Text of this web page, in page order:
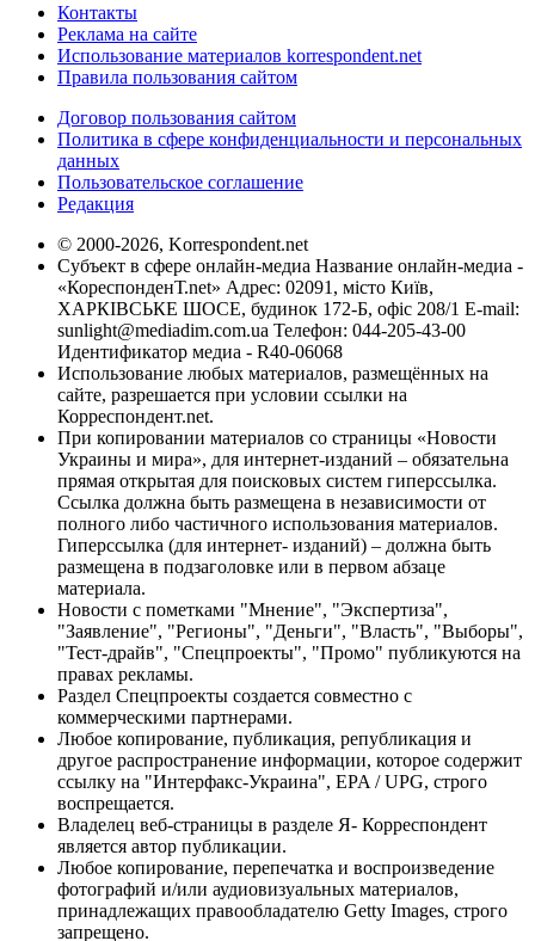
Контакты
Реклама на сайте
Использование материалов korrespondent.net
Правила пользования сайтом
Договор пользования сайтом
Политика в сфере конфиденциальности и персональных
данных
Пользовательское соглашение
Редакция
© 2000-2026, Korrespondent.net
Субъект в сфере онлайн-медиа Название онлайн-медиа -
«КореспонденТ.net» Адрес: 02091, місто Київ,
ХАРКІВСЬКЕ ШОСЕ, будинок 172-Б, офіс 208/1 E-mail:
sunlight@mediadim.com.ua Телефон: 044-205-43-00
Идентификатор медиа - R40-06068
Использование любых материалов, размещённых на
сайте, разрешается при условии ссылки на
Корреспондент.net.
При копировании материалов со страницы «Новости
Украины и мира», для интернет-изданий – обязательна
прямая открытая для поисковых систем гиперссылка.
Ссылка должна быть размещена в независимости от
полного либо частичного использования материалов.
Гиперссылка (для интернет- изданий) – должна быть
размещена в подзаголовке или в первом абзаце
материала.
Новости с пометками "Мнение", "Экспертиза",
"Заявление", "Регионы", "Деньги", "Власть", "Выборы",
"Тест-драйв", "Спецпроекты", "Промо" публикуются на
правах рекламы.
Раздел Спецпроекты создается совместно с
коммерческими партнерами.
Любое копирование, публикация, републикация и
другое распространение информации, которое содержит
ссылку на "Интерфакс-Украина", EPA / UPG, строго
воспрещается.
Владелец веб-страницы в разделе Я- Корреспондент
является автор публикации.
Любое копирование, перепечатка и воспроизведение
фотографий и/или аудиовизуальных материалов,
принадлежащих правообладателю Getty Images, строго
запрещено.